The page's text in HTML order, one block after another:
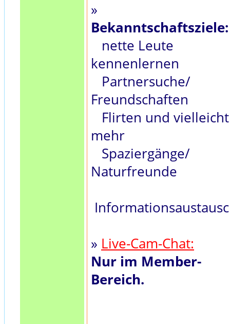
»
Bekanntschaftsziele:
nette Leute
kennenlernen
Partnersuche/
Freundschaften
Flirten und vielleicht
mehr
Spaziergänge/
Naturfreunde
» Live-Cam-Chat:
Nur im Member-
Bereich.